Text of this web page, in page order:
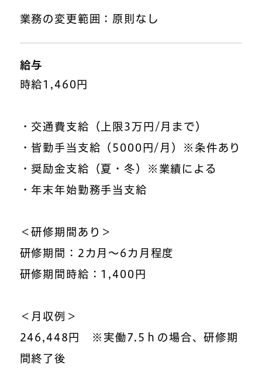
業務の変更範囲：原則なし
給与
時給1,460円
・交通費支給（上限3万円/月まで）
・皆勤手当支給（5000円/月）※条件あり
・奨励金支給（夏・冬）※業績による
・年末年始勤務手当支給
＜研修期間あり＞
研修期間：2カ月～6カ月程度
研修期間時給：1,400円
＜月収例＞
246,448円 ※実働7.5ｈの場合、研修期
間終了後